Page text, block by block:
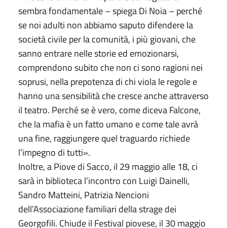
sembra fondamentale – spiega Di Noia – perché
se noi adulti non abbiamo saputo difendere la
società civile per la comunità, i più giovani, che
sanno entrare nelle storie ed emozionarsi,
comprendono subito che non ci sono ragioni nei
soprusi, nella prepotenza di chi viola le regole e
hanno una sensibilità che cresce anche attraverso
il teatro. Perché se è vero, come diceva Falcone,
che la mafia è un fatto umano e come tale avrà
una fine, raggiungere quel traguardo richiede
l’impegno di tutti».
Inoltre, a Piove di Sacco, il 29 maggio alle 18, ci
sarà in biblioteca l’incontro con Luigi Dainelli,
Sandro Matteini, Patrizia Nencioni
dell’Associazione familiari della strage dei
Georgofili. Chiude il Festival piovese, il 30 maggio